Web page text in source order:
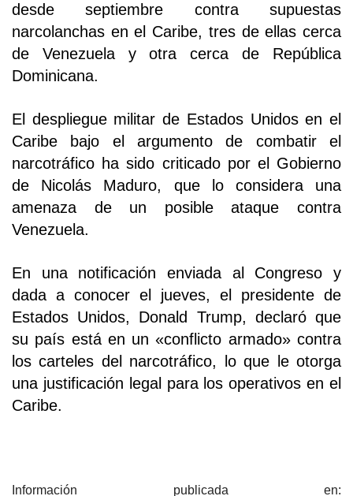
desde septiembre contra supuestas
narcolanchas en el Caribe, tres de ellas cerca
de Venezuela y otra cerca de República
Dominicana.
El despliegue militar de Estados Unidos en el
Caribe bajo el argumento de combatir el
narcotráfico ha sido criticado por el Gobierno
de Nicolás Maduro, que lo considera una
amenaza de un posible ataque contra
Venezuela.
En una notificación enviada al Congreso y
dada a conocer el jueves, el presidente de
Estados Unidos, Donald Trump, declaró que
su país está en un «conflicto armado» contra
los carteles del narcotráfico, lo que le otorga
una justificación legal para los operativos en el
Caribe.
Información publicada en: